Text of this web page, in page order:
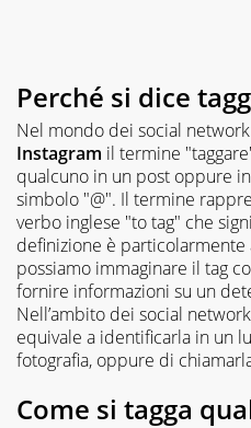
Perché si dice
Nel mondo dei social
Instagram il termine
qualcuno in un post oppure
simbolo "@". Il termine
verbo inglese "to tag" che
definizione è
possiamo immaginare il tag
fornire informazioni su un
Nell’ambito dei social
equivale a identificarla in un
fotografia, oppure di
Come si tagga